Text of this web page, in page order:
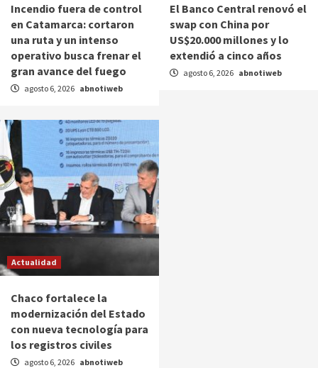
Incendio fuera de control
en Catamarca: cortaron
una ruta y un intenso
operativo busca frenar el
gran avance del fuego
agosto 6, 2026 abnotiweb
El Banco Central renovó el
swap con China por
US$20.000 millones y lo
extendió a cinco años
agosto 6, 2026 abnotiweb
Actualidad
Chaco fortalece la
modernización del Estado
con nueva tecnología para
los registros civiles
agosto 6, 2026 abnotiweb